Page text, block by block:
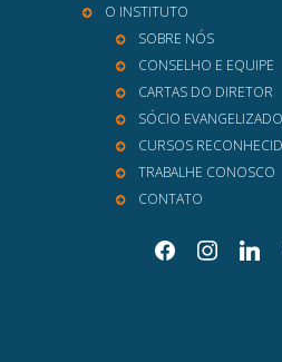
O INSTITUTO
SOBRE NÓS
CONSELHO E EQUIPE
CARTAS DO DIRETOR
SÓCIO
CURSOS
TRABALHE CONOSCO
CONTATO
facebookinstagram